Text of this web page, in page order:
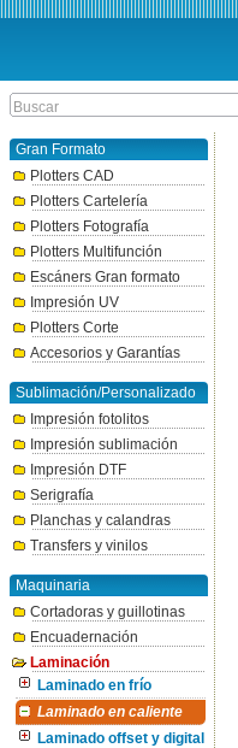
Gran Formato
Plotters CAD
Plotters Cartelería
Plotters Fotografía
Plotters Multifunción
Escáners Gran formato
Impresión UV
Plotters Corte
Accesorios y Garantías
Sublimación/Personalizado
Impresión fotolitos
Impresión sublimación
Impresión DTF
Serigrafía
Planchas y calandras
Transfers y vinilos
Maquinaria
Cortadoras y guillotinas
Encuadernación
Laminación
Laminado en frío
Laminado en caliente
Laminado offset y digital